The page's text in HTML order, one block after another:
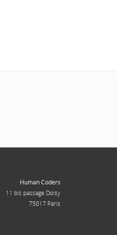
Human Coders
11 bis passage Doisy
75017 Paris